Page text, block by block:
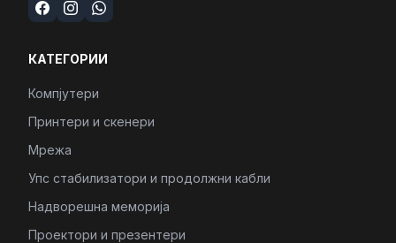
КАТЕГОРИИ
Компјутери
Принтери и скенери
Мрежа
Упс стабилизатори и продолжни кабли
Надворешна меморија
Проектори и презентери